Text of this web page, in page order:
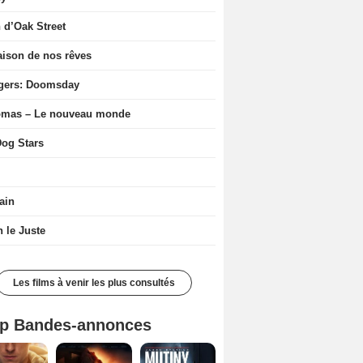
d’Oak Street
de nos rêves
Doomsday
– Le nouveau monde
Stars
le Juste
Les films à venir les plus consultés
Bandes-annonces
Spider-Man: Brand New Day Bande-annonce VO STFR L'Odyssée Bande-annonce VO STFR